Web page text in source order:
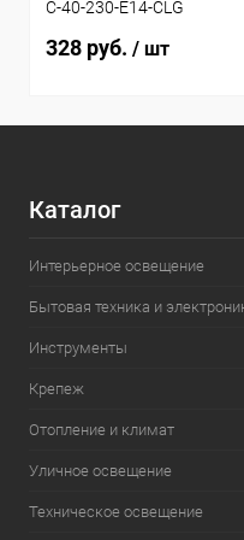
C-40-230-E14-CLG
328 руб. / шт
Каталог
Интерьерное освещение
Бытовая техника и
Инструменты
Крепеж
Отопление и климат
Уличное освещение
Техническое освещение